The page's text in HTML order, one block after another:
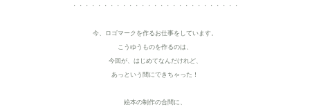
・・・・・・・・・・・・・・・・・・・・・・・・・・・
今、ロゴマークを作るお仕事をしています。
こうゆうものを作るのは、
今回が、はじめてなんだけれど、
あっという間にできちゃった！
絵本の制作の合間に、